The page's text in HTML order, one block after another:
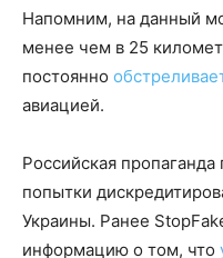
Напомним, на данный
менее чем в 25
постоянно
авиацией.
Российская
попытки
Украины. Ранее
информацию о том, что